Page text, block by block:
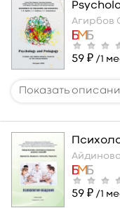
Агирбов
59 ₽ /1
59 ₽ /1